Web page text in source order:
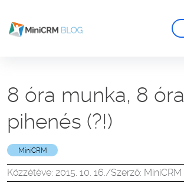
8 óra munka, 8 óra
pihenés (?!)
MiniCRM
Közzétéve: 2015. 10. 16./Szerző: MiniCRM